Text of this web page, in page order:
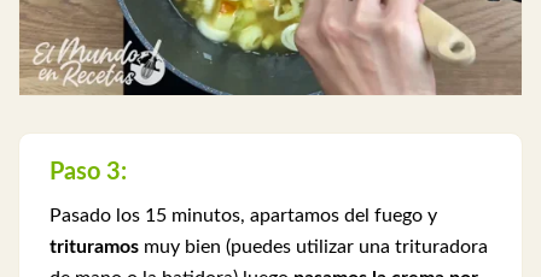
Paso 3:
Pasado los 15 minutos, apartamos del fuego y
trituramos muy bien (puedes utilizar una trituradora